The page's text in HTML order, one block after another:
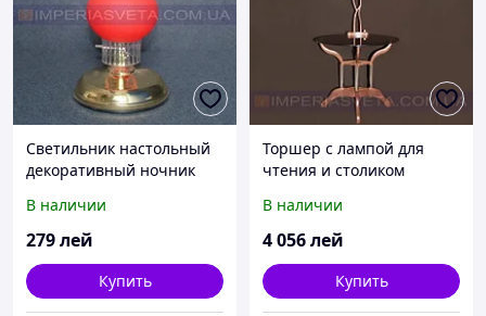
Светильник настольный
декоративный ночник
сенсорным включением
MMD-134352
В наличии
279лей
Купить
Торшер с лампой для
чтения и столиком
галогенный
направленный MMD-
В наличии
4 056лей
Купить